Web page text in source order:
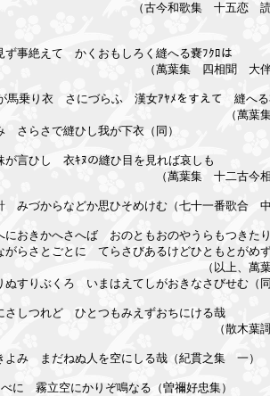
集　十五恋　読人し
事絶えて　かくおもしろく縫へる嚢ﾌｸﾛは
四相聞　大伴宿禰
馬乗り衣　さにづらふ　漢女ｱﾔﾒをすえて　縫へ
集　七雑
さらさで縫ひし我が下衣（同）
言ひし　衣ｷﾇの縫ひ目を見れば哀しも
十二古今相聞往
　みづからなどか思ひそめけむ（七十一番歌合　
におきかへさへば　おのともおのやうらもつきた
がらさとごとに　てらさびあるけどひともとがめ
、萬葉集　十
ぬすりぶくろ　いまはえてしがおきなさびせむ（
さしつれど　ひとつもみえずおちにける哉
葉謌集　十
み　まだねぬ人を空にしる哉（紀貫之集　一）
に　霧立空にかりぞ鳴なる（曽禰好忠集）